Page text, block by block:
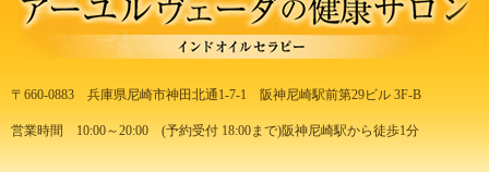
〒660-0883 兵庫県尼崎市神田北通1-7-1 阪神尼崎駅前第29ビル 3F-B
営業時間 10:00～20:00 (予約受付 18:00まで)阪神尼崎駅から徒歩1分